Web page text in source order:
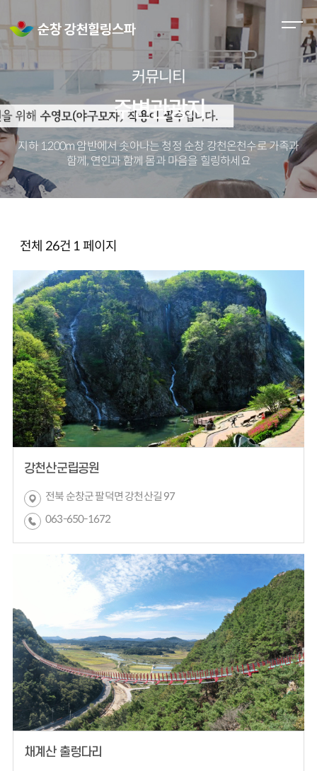
M
p
e
n
커뮤니티
주변관광지
지하 1,200m 암반에서 솟아나는 청정 순창 강천온천수로가족과
함께, 연인과 함께 몸과 마음을 힐링하세요
전체 26건 1 페이지
강천산군립공원
전북 순창군 팔덕면 강천산길 97
063-650-1672
채계산 출렁다리